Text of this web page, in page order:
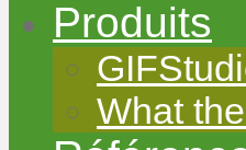
Produits
What